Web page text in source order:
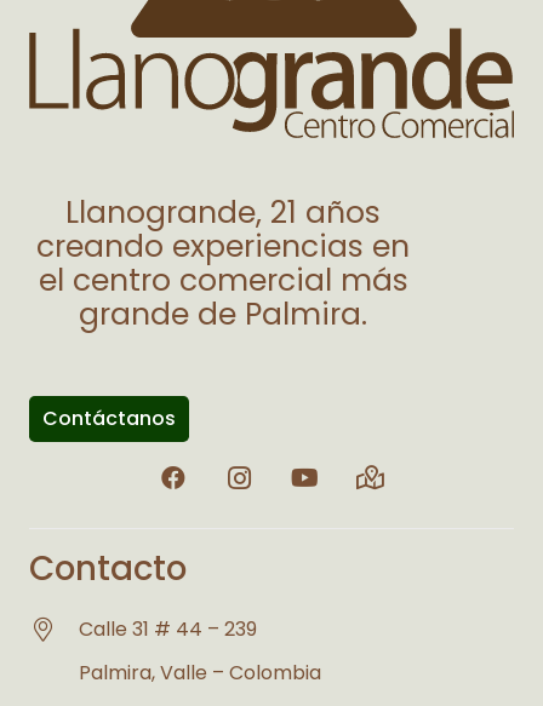
Llanogrande, 21 años
creando experiencias en
el centro comercial más
grande de Palmira.
Contáctanos
Contacto
Calle 31 # 44 – 239
Palmira, Valle – Colombia